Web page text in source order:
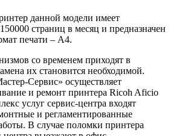
данной модели имеет
страниц в месяц и предназначен
печати – А4.
со временем приходят в
их становится необходимой.
Сервис» осуществляет
и ремонт принтера Ricoh Aficio
услуг сервис-центра входят
и регламентированные
В случае поломки принтера